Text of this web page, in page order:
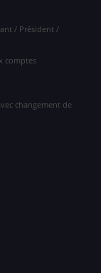
/ Président /
comptes
changement de